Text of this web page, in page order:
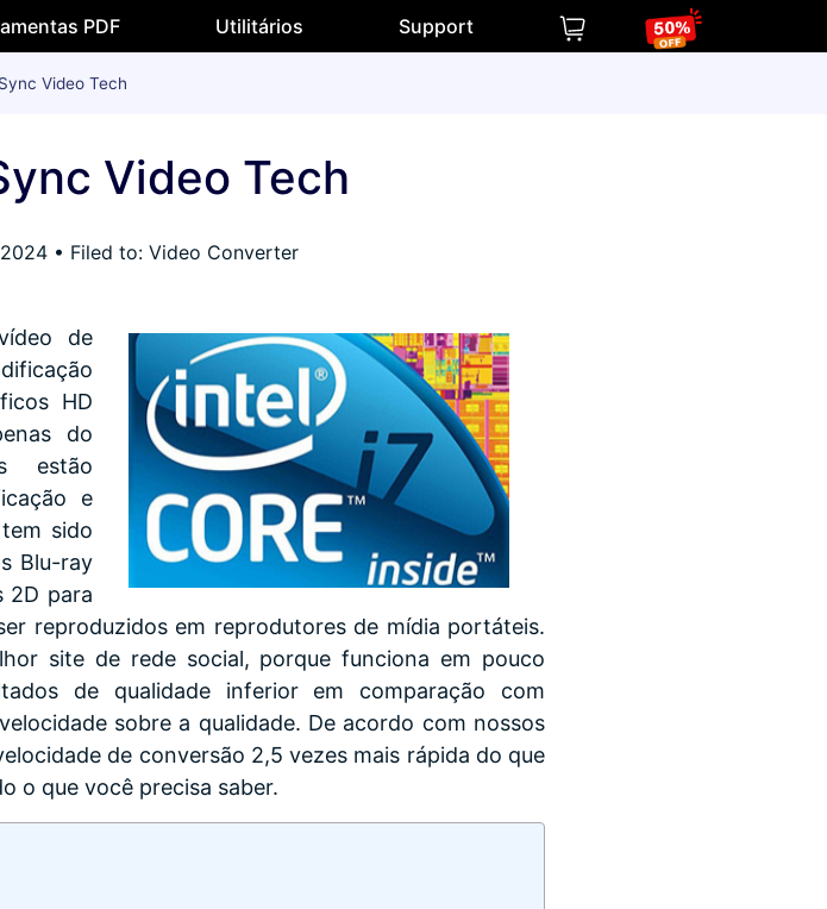
PDF Utilitários Support
Video Tech
Video Tech
• Filed to: Video Converter
de
HD
do
estão
e
sido
Blu-ray
2D para
reproduzidos em reprodutores de mídia portáteis.
site de rede social, porque funciona em pouco
de qualidade inferior em comparação com
sobre a qualidade. De acordo com nossos
de conversão 2,5 vezes mais rápida do que
o que você precisa saber.